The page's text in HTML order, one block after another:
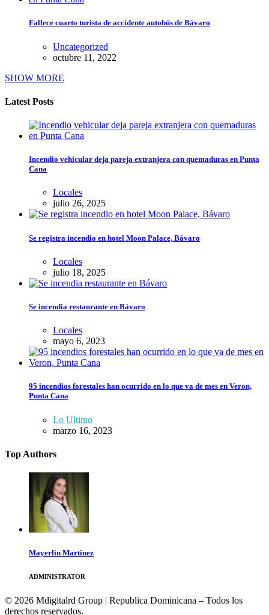
Fallece cuarto turista de accidente autobús de Bávaro
Uncategorized
octubre 11, 2022
SHOW MORE
Latest Posts
Incendio vehicular deja pareja extranjera con quemaduras en Punta
Cana
Locales
julio 26, 2025
Se registra incendio en hotel Moon Palace, Bávaro
Locales
julio 18, 2025
Se incendia restaurante en Bávaro
Locales
mayo 6, 2023
95 incendios forestales han ocurrido en lo que va de mes en Veron,
Punta Cana
Lo Ultimo
marzo 16, 2023
Top Authors
Mayerlin Martinez
ADMINISTRATOR
© 2026 Mdigitalrd Group | Republica Dominicana – Todos los
derechos reservados.